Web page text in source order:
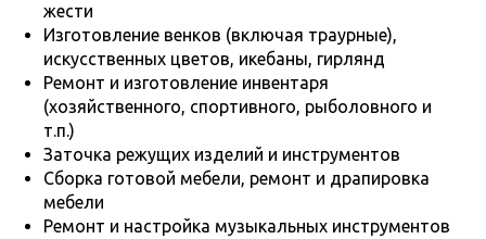
жести
Изготовление венков (включая траурные),
искусственных цветов, икебаны, гирлянд
Ремонт и изготовление инвентаря
(хозяйственного, спортивного, рыболовного и
т.п.)
Заточка режущих изделий и инструментов
Сборка готовой мебели, ремонт и драпировка
мебели
Ремонт и настройка музыкальных инструментов